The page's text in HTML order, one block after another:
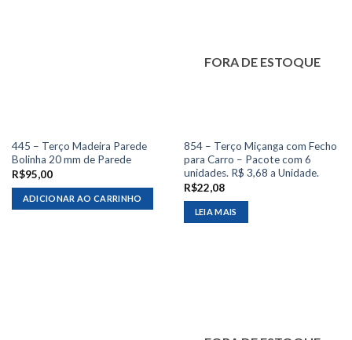
445 – Terço Madeira Parede
Bolinha 20 mm de Parede
R$95,00
ADICIONAR AO CARRINHO
FORA DE ESTOQUE
854 – Terço Miçanga com Fecho
para Carro – Pacote com 6
unidades. R$ 3,68 a Unidade.
R$22,08
LEIA MAIS